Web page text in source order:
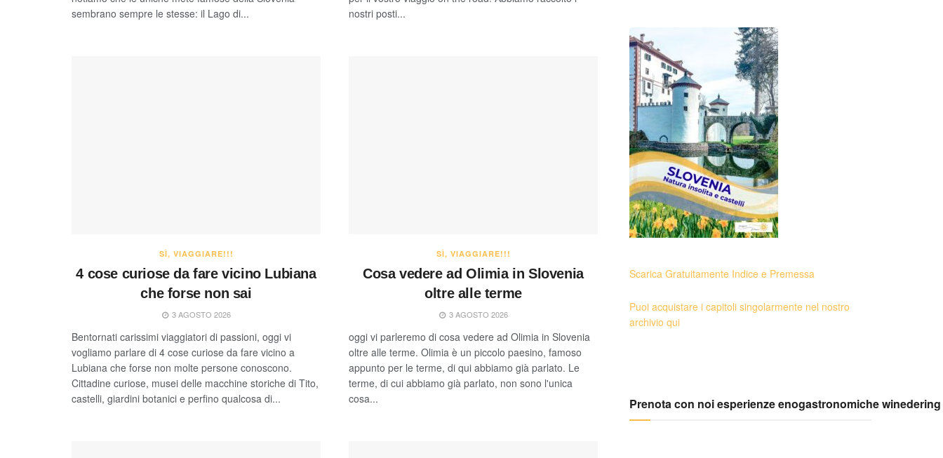
sembrano sempre le stesse: il Lago di...
nostri posti...
SÌ, VIAGGIARE!!!
4 cose curiose da fare vicino Lubiana
che forse non sai
3 AGOSTO 2026
Bentornati carissimi viaggiatori di passioni, oggi vi
vogliamo parlare di 4 cose curiose da fare vicino a
Lubiana che forse non molte persone conoscono.
Cittadine curiose, musei delle macchine storiche di Tito,
castelli, giardini botanici e perfino qualcosa di...
SÌ, VIAGGIARE!!!
Cosa vedere ad Olimia in Slovenia
oltre alle terme
3 AGOSTO 2026
oggi vi parleremo di cosa vedere ad Olimia in Slovenia
oltre alle terme. Olimia è un piccolo paesino, famoso
appunto per le terme, di qui abbiamo già parlato. Le
terme, di cui abbiamo già parlato, non sono l'unica
cosa...
Scarica Gratuitamente Indice e Premessa
Puoi acquistare i capitoli singolarmente nel nostro
archivio qui
Prenota con noi esperienze enogastronomiche winedering